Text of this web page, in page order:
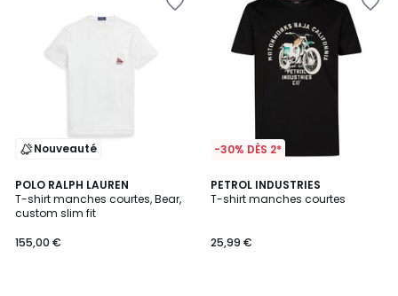
Nouveauté
POLO RALPH LAUREN
T-shirt manches courtes, Bear,
custom slim fit
155,00 €
-30% DÈS 2*
PETROL INDUSTRIES
T-shirt manches courtes
25,99 €
5
/
2
Couleurs